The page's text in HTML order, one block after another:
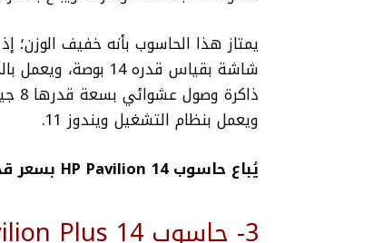
يمتاز هذا الحاسوب بأنه خفيف الوزن؛
شاشة بقياس قدره 14 بوصة، ويعمل بالجيل الثاني عشر من معالج (Intel Core i3-1215U)،
ويعمل بنظام التشغيل ويندوز 11.
يُباع حاسوب HP Pavilion 14 بسعر قدره 420 دولارًا.